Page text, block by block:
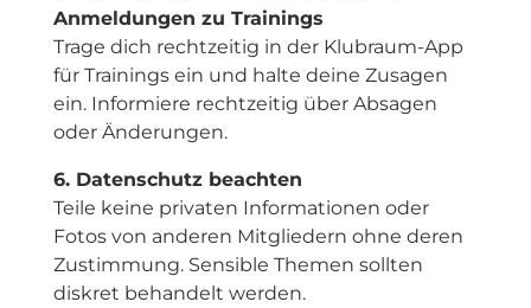
Anmeldungen zu Trainings
Trage dich rechtzeitig in der Klubraum-App
für Trainings ein und halte deine Zusagen
ein. Informiere rechtzeitig über Absagen
oder Änderungen.
6. Datenschutz beachten
Teile keine privaten Informationen oder
Fotos von anderen Mitgliedern ohne deren
Zustimmung. Sensible Themen sollten
diskret behandelt werden.